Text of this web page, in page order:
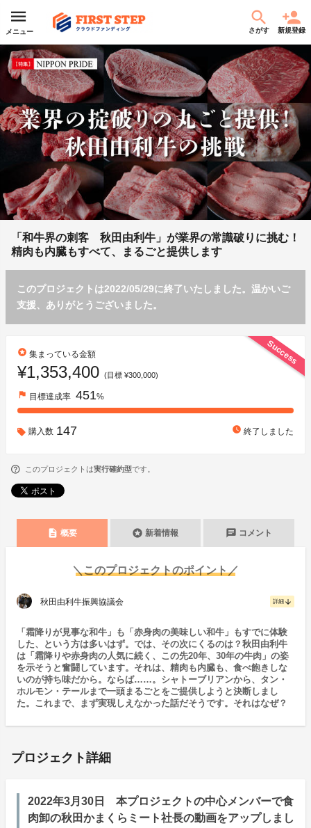
メニュー さがす 新規登録
「和牛界の刺客 秋田由利牛」が業界の常識破りに挑む！
精肉も内臓もすべて、まるごと提供します
このプロジェクトは2022/05/29に終了いたしました。温かいご
支援、ありがとうございました。
Success
stars 集まっている金額
¥1,353,400 (目標 ¥300,000)
flag 目標達成率 451%
購入数 147 watch_later 終了しました
このプロジェクトは実行確約型です。
description 概要 stars 新着情報 chat コメント
＼このプロジェクトのポイント／
秋田由利牛振興協議会 詳細 arrow_downward
「霜降りが見事な和牛」も「赤身肉の美味しい和牛」もすでに体験
した、という方は多いはず。では、その次にくるのは？秋田由利牛
は「霜降りや赤身肉の人気に続く、この先20年、30年の牛肉」の姿
を示そうと奮闘しています。それは、精肉も内臓も、食べ飽きしな
いのが持ち味だから。ならば……。シャトーブリアンから、タン・
ホルモン・テールまで一頭まるごとをご提供しようと決断しまし
た。これまで、まず実現しえなかった話だそうです。それはなぜ？
プロジェクト詳細
2022年3月30日 本プロジェクトの中心メンバーで食
肉卸の秋田かまくらミート社長の動画をアップしまし